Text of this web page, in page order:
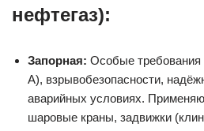
нефтегаз):
Запорная: Особые требования
А), взрывобезопасности,
аварийных условиях.
шаровые краны, задвижки